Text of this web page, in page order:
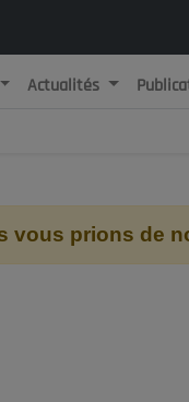
République
Actualités
vous prions de